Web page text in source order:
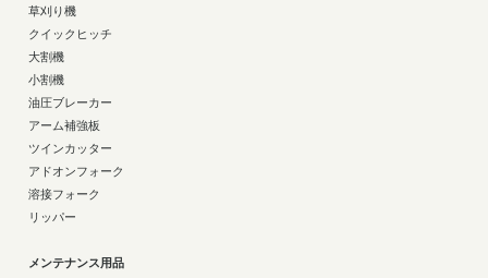
草刈り機
クイックヒッチ
大割機
小割機
油圧ブレーカー
アーム補強板
ツインカッター
アドオンフォーク
溶接フォーク
リッパー
メンテナンス用品